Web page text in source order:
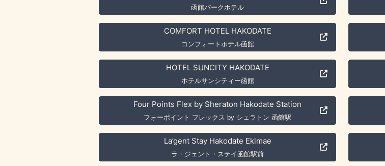
函館パークホテル
COMFORT HOTEL HAKODATE
コンフォートホテル函館
HOTEL SUNCITY HAKODATE
ホテルサンシティー函館
Four Points Flex by Sheraton Hakodate Station
フォーポイント フレックス by シェラトン 函館駅
La’gent Stay Hakodate Ekimae
ラ・ジェント・ステイ函館駅前